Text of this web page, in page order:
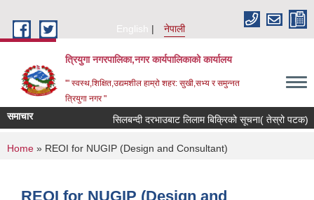
English
नेपाली
त्रियुगा नगरपालिका,नगर कार्यपालिकाको कार्यालय
'" स्वस्थ,शिक्षित,उद्यमशील हाम्रो शहर: सुखी,सभ्य र समुन्नत
त्रियुगा नगर "
समाचार सिलबन्दी दरभाउबाट लिलाम बिक्रिको सूचना( तेस्रो पटक) ।
You are here
Home » REOI for NUGIP (Design and Consultant)
REOI for NUGIP (Design and